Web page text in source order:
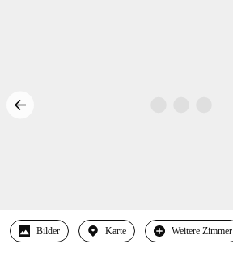
Bilder Karte Weitere Zimmer